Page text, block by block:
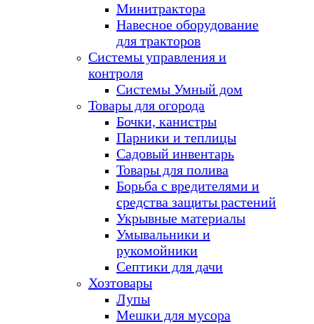
Минитрактора
Навесное оборудование
для тракторов
Системы управления и
контроля
Системы Умный дом
Товары для огорода
Бочки, канистры
Парники и теплицы
Садовый инвентарь
Товары для полива
Борьба с вредителями и
средства защиты растений
Укрывные материалы
Умывальники и
рукомойники
Септики для дачи
Хозтовары
Лупы
Мешки для мусора